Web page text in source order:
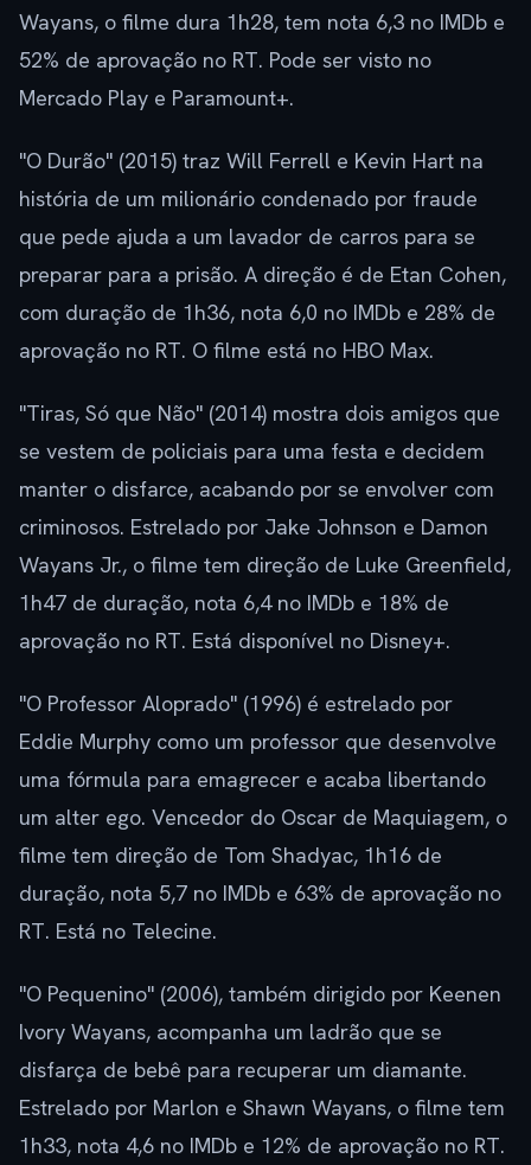
Wayans, o filme dura 1h28, tem nota 6,3 no IMDb e
52% de aprovação no RT. Pode ser visto no
Mercado Play e Paramount+.
"O Durão" (2015) traz Will Ferrell e Kevin Hart na
história de um milionário condenado por fraude
que pede ajuda a um lavador de carros para se
preparar para a prisão. A direção é de Etan Cohen,
com duração de 1h36, nota 6,0 no IMDb e 28% de
aprovação no RT. O filme está no HBO Max.
"Tiras, Só que Não" (2014) mostra dois amigos que
se vestem de policiais para uma festa e decidem
manter o disfarce, acabando por se envolver com
criminosos. Estrelado por Jake Johnson e Damon
Wayans Jr., o filme tem direção de Luke Greenfield,
1h47 de duração, nota 6,4 no IMDb e 18% de
aprovação no RT. Está disponível no Disney+.
"O Professor Aloprado" (1996) é estrelado por
Eddie Murphy como um professor que desenvolve
uma fórmula para emagrecer e acaba libertando
um alter ego. Vencedor do Oscar de Maquiagem, o
filme tem direção de Tom Shadyac, 1h16 de
duração, nota 5,7 no IMDb e 63% de aprovação no
RT. Está no Telecine.
"O Pequenino" (2006), também dirigido por Keenen
Ivory Wayans, acompanha um ladrão que se
disfarça de bebê para recuperar um diamante.
Estrelado por Marlon e Shawn Wayans, o filme tem
1h33, nota 4,6 no IMDb e 12% de aprovação no RT.